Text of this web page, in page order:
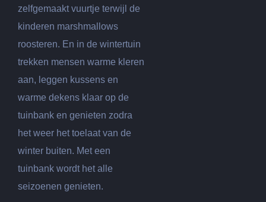
zelfgemaakt vuurtje terwijl de
kinderen marshmallows
roosteren. En in de wintertuin
trekken mensen warme kleren
aan, leggen kussens en
warme dekens klaar op de
tuinbank en genieten zodra
het weer het toelaat van de
winter buiten. Met een
tuinbank wordt het alle
seizoenen genieten.